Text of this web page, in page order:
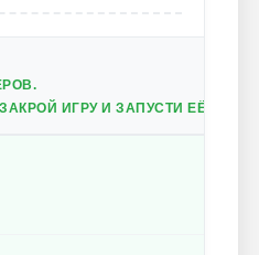
ИГРУ И ЗАПУСТИ ЕЁ СНОВА.